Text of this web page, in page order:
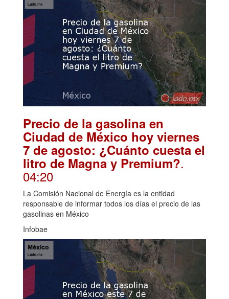
Precio de la gasolina en
Ciudad de México hoy viernes
7 de agosto: ¿Cuánto cuesta el
litro de Magna y Premium?.
04:20
La Comisión Nacional de Energía es la entidad
responsable de informar todos los días el precio de las
gasolinas en México
Infobae